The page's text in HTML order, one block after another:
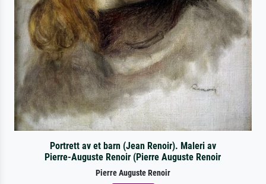
Portrett av et barn (Jean Renoir). Maleri av
Pierre-Auguste Renoir (Pierre Auguste Renoir
Pierre Auguste Renoir